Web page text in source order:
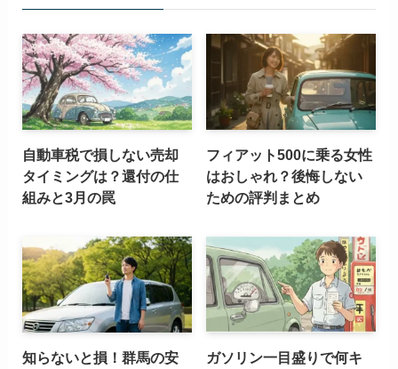
自動車税で損しない売却
タイミングは？還付の仕
組みと3月の罠
フィアット500に乗る女性
はおしゃれ？後悔しない
ための評判まとめ
知らないと損！群馬の安
ガソリン一目盛りで何キ